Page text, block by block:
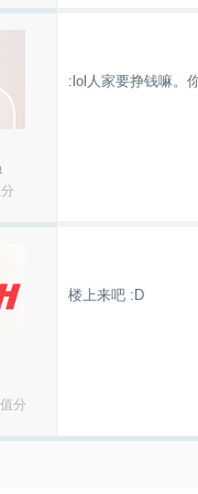
:lol人家要挣钱嘛。
分
楼上来吧 :D